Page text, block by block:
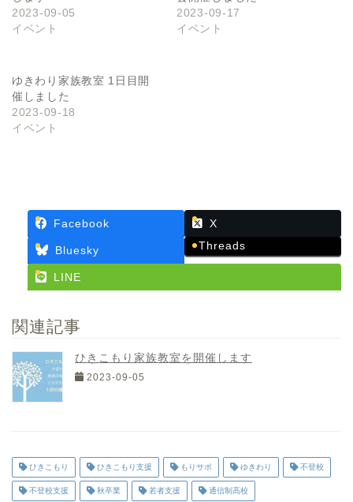
2023-09-05
イベント
2023-09-17
イベント
ゆきわり家族教室 1日目開
催しました
2023-09-18
イベント
Facebook X
Bluesky Threads
LINE
関連記事
ひきこもり家族教室を開催します
2023-09-05
ひきこもり ひきこもり支援 もりサポ ゆきわり 不登校
不登校支援 秋卒業 若者支援 通信制高校